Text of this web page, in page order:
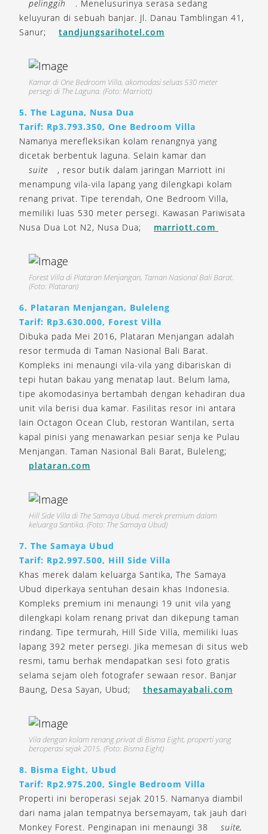
pelinggih
. Menelusurinya serasa sedang
keluyuran di sebuah banjar. Jl. Danau Tamblingan 41,
Sanur;
tandjungsarihotel.com
Kamar di One Bedroom Villa, akomodasi seluas 530 meter
persegi di The Laguna. (Foto: Marriott)
5. The Laguna, Nusa Dua
Tarif: Rp3.793.350, One Bedroom Villa
Namanya merefleksikan kolam renangnya yang
dicetak berbentuk laguna. Selain kamar dan
suite
, resor butik dalam jaringan Marriott ini
menampung vila-vila lapang yang dilengkapi kolam
renang privat. Tipe terendah, One Bedroom Villa,
memiliki luas 530 meter persegi. Kawasan Pariwisata
Nusa Dua Lot N2, Nusa Dua;
marriott.com
Forest Villa di Plataran Menjangan, Taman Nasional Bali Barat.
(Foto: Plataran)
6. Plataran Menjangan, Buleleng
Tarif: Rp3.630.000, Forest Villa
Dibuka pada Mei 2016, Plataran Menjangan adalah
resor termuda di Taman Nasional Bali Barat.
Kompleks ini menaungi vila-vila yang dibariskan di
tepi hutan bakau yang menatap laut. Belum lama,
tipe akomodasinya bertambah dengan kehadiran dua
unit vila berisi dua kamar. Fasilitas resor ini antara
lain Octagon Ocean Club, restoran Wantilan, serta
kapal pinisi yang menawarkan pesiar senja ke Pulau
Menjangan. Taman Nasional Bali Barat, Buleleng;
plataran.com
Hill Side Villa di The Samaya Ubud, merek premium dalam
keluarga Santika. (Foto: The Samaya Ubud)
7. The Samaya Ubud
Tarif: Rp2.997.500, Hill Side Villa
Khas merek dalam keluarga Santika, The Samaya
Ubud diperkaya sentuhan desain khas Indonesia.
Kompleks premium ini menaungi 19 unit vila yang
dilengkapi kolam renang privat dan dikepung taman
rindang. Tipe termurah, Hill Side Villa, memiliki luas
lapang 392 meter persegi. Jika memesan di situs web
resmi, tamu berhak mendapatkan sesi foto gratis
selama sejam oleh fotografer sewaan resor. Banjar
Baung, Desa Sayan, Ubud;
thesamayabali.com
Vila dengan kolam renang privat di Bisma Eight, properti yang
beroperasi sejak 2015. (Foto: Bisma Eight)
8. Bisma Eight, Ubud
Tarif: Rp2.975.200, Single Bedroom Villa
Properti ini beroperasi sejak 2015. Namanya diambil
dari nama jalan tempatnya bersemayam, tak jauh dari
Monkey Forest. Penginapan ini menaungi 38
suite,